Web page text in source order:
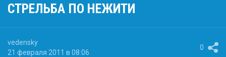
СТРЕЛЬБА ПО НЕЖИТИ
vedensky
21 февраля 2011 в 08:06
0